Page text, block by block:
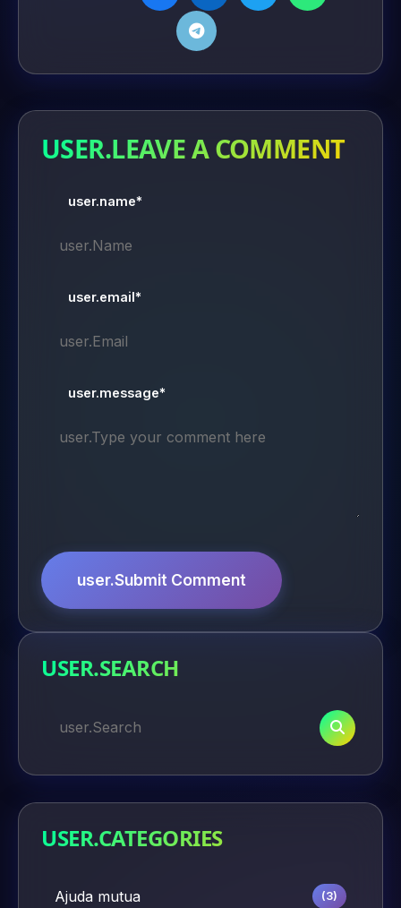
USER.LEAVE A COMMENT
user.name*
user.email*
user.message*
user.Submit Comment
USER.SEARCH
USER.CATEGORIES
Ajuda mutua (3)